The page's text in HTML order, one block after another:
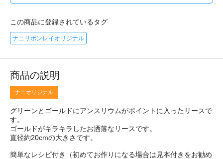
この商品に登録されているタグ
ナニリボンレイオリジナル
商品の説明
ナニオリジナル
グリーンとゴールドにアンスリウムがポイントに入ったリースで
す。
ゴールドがキラキラしたお洒落なリースです。
直径約20cmの大きさです。
簡単なレシピ付き（初めてお作りになる場合は見本付きをお勧め